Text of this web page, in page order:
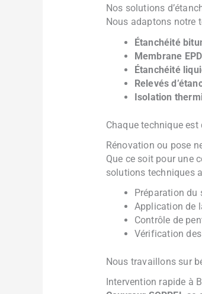
Nos solutions
Nous adaptons notre
Étanchéité
Membrane
Étanchéité
Relevés
Isolation
Chaque technique
Rénovation ou pose
Que ce soit pour une
solutions techniques
Préparation du
Application de
Contrôle de
Vérification
Nous travaillons sur
Intervention rapide à